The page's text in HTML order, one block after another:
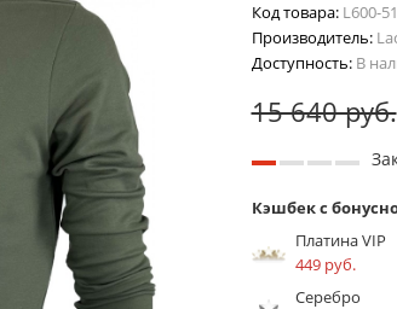
Код товара:L600-51
Производитель:
Доступность:В
15 640 руб.
Кэшбек с
Платина VIP
449 руб.
Серебро